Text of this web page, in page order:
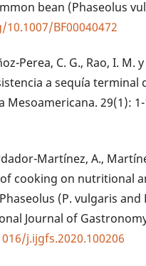
bean (Phaseolus
BF00040472
Perea, C. G., Rao, I. M. y
a sequía terminal
29(1): 1-
Martínez, A.,
of cooking on nutritional
(P. vulgaris and
Journal of
j.ijgfs.2020.100206